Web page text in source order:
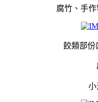
腐竹、手
餃類部份
小